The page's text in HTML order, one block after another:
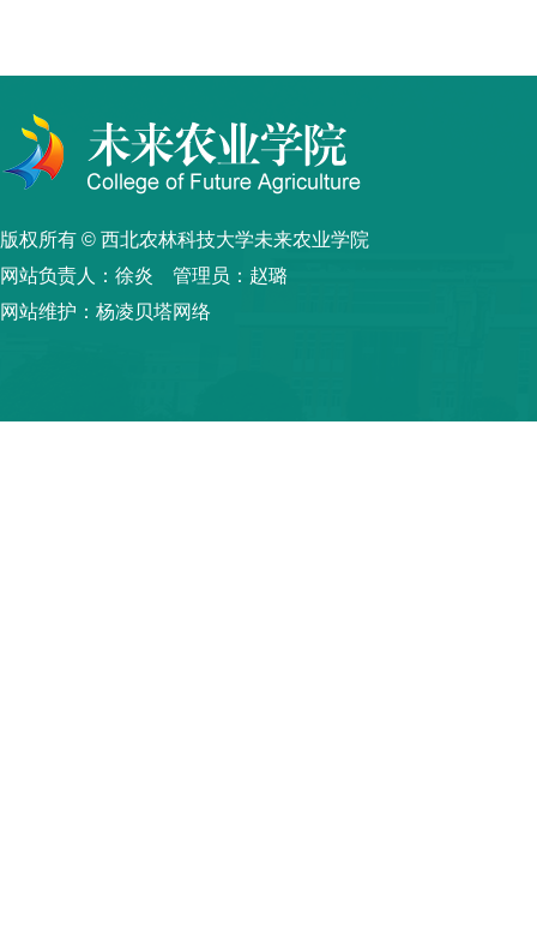
版权所有 © 西北农林科技大学未来农业学院
网站负责人：徐炎 管理员：赵璐
网站维护：杨凌贝塔网络